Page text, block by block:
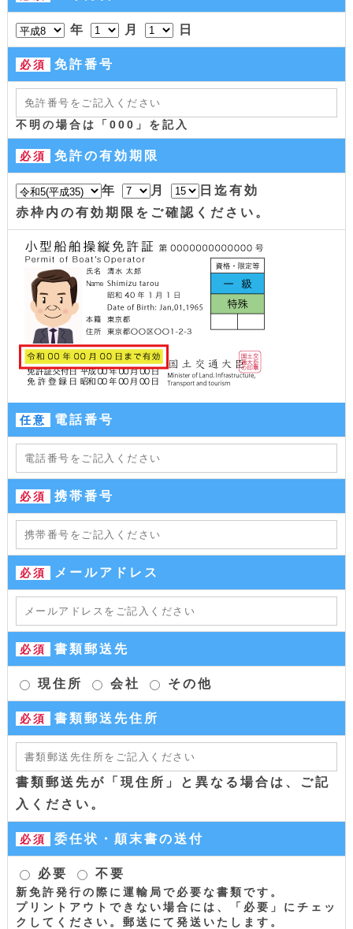
年 月 日
必須 免許番号
不明の場合は「000」を記入
必須 免許の有効期限
年 月
日迄有効
赤枠内の有効期限をご確認ください。
任意 電話番号
必須 携帯番号
必須 メールアドレス
必須 書類郵送先
現住所 会社 その他
必須 書類郵送先住所
書類郵送先が「現住所」と異なる場合は、ご記
入ください。
必須 委任状・顛末書の送付
必要 不要
新免許発行の際に運輸局で必要な書類です。
プリントアウトできない場合には、「必要」にチェッ
クしてください。郵送にて発送いたします。